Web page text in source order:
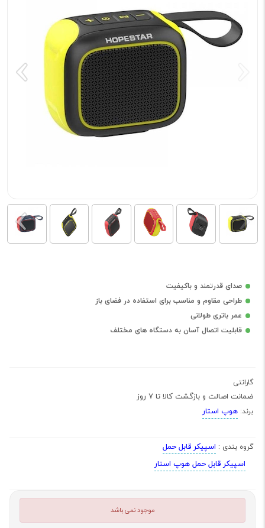
صدای قدرتمند و باکیفیت
طراحی مقاوم و مناسب برای استفاده در فضای باز
عمر باتری طولانی
قابلیت اتصال آسان به دستگاه های مختلف
گارانتی
ضمانت اصالت و بازگشت کالا تا 7 روز
برند: هوپ استار
گروه بندی : اسپیکر قابل حمل
اسپیکر قابل حمل هوپ استار
موجود نمی باشد